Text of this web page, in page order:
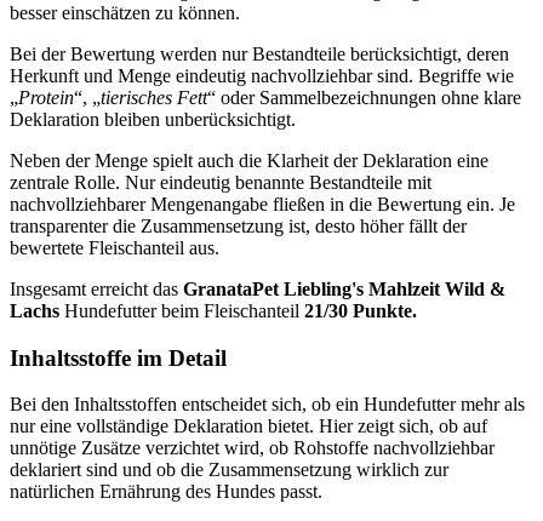
besser einschätzen zu können.
Bei der Bewertung werden nur Bestandteile berücksichtigt, deren
Herkunft und Menge eindeutig nachvollziehbar sind. Begriffe wie
„Protein“, „tierisches Fett“ oder Sammelbezeichnungen ohne klare
Deklaration bleiben unberücksichtigt.
Neben der Menge spielt auch die Klarheit der Deklaration eine
zentrale Rolle. Nur eindeutig benannte Bestandteile mit
nachvollziehbarer Mengenangabe fließen in die Bewertung ein. Je
transparenter die Zusammensetzung ist, desto höher fällt der
bewertete Fleischanteil aus.
Insgesamt erreicht das GranataPet Liebling's Mahlzeit Wild &
Lachs Hundefutter beim Fleischanteil 21/30 Punkte.
Inhaltsstoffe im Detail
Bei den Inhaltsstoffen entscheidet sich, ob ein Hundefutter mehr als
nur eine vollständige Deklaration bietet. Hier zeigt sich, ob auf
unnötige Zusätze verzichtet wird, ob Rohstoffe nachvollziehbar
deklariert sind und ob die Zusammensetzung wirklich zur
natürlichen Ernährung des Hundes passt.